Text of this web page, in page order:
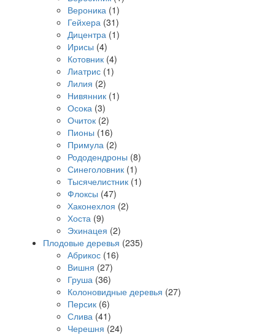
Вероника (1)
Гейхера (31)
Дицентра (1)
Ирисы (4)
Котовник (4)
Лиатрис (1)
Лилия (2)
Нивянник (1)
Осока (3)
Очиток (2)
Пионы (16)
Примула (2)
Рододендроны (8)
Синеголовник (1)
Тысячелистник (1)
Флоксы (47)
Хаконехлоя (2)
Хоста (9)
Эхинацея (2)
Плодовые деревья (235)
Абрикос (16)
Вишня (27)
Груша (36)
Колоновидные деревья (27)
Персик (6)
Слива (41)
Черешня (24)